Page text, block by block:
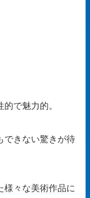
で魅力的。
できない驚きが待
様々な美術作品に